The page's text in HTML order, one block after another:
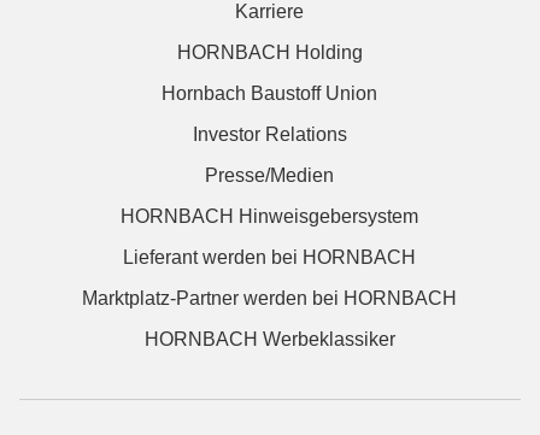
Karriere
HORNBACH Holding
Hornbach Baustoff Union
Investor Relations
Presse/Medien
HORNBACH Hinweisgebersystem
Lieferant werden bei HORNBACH
Marktplatz-Partner werden bei HORNBACH
HORNBACH Werbeklassiker